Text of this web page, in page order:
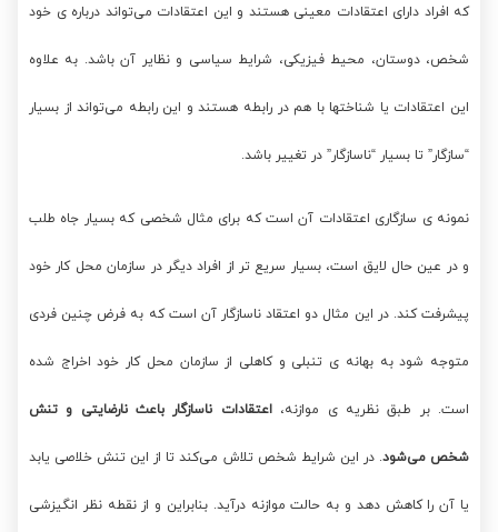
که افراد دارای اعتقادات معینی هستند و این اعتقادات می‌تواند درباره ی خود
شخص، دوستان، محیط فیزیکی، شرایط سیاسی و نظایر آن باشد. به علاوه
این اعتقادات یا شناختها با هم در رابطه هستند و این رابطه می‌تواند از بسیار
“سازگار” تا بسیار “ناسازگار” در تغییر باشد.
نمونه ی سازگاری اعتقادات آن است که برای مثال شخصی که بسیار جاه طلب
و در عین حال لایق است، بسیار سریع تر از افراد دیگر در سازمان محل کار خود
پیشرفت کند. در این مثال دو اعتقاد ناسازگار آن است که به فرض چنین فردی
متوجه شود به بهانه ی تنبلی و کاهلی از سازمان محل کار خود اخراج شده
است. بر طبق نظریه ی موازنه،اعتقادات ناسازگار باعث نارضایتی و تنش
شخص می‌شود. در این شرایط شخص تلاش می‌کند تا از این تنش خلاصی یابد
یا آن را کاهش دهد و به حالت موازنه درآید. بنابراین و از نقطه نظر انگیزشی